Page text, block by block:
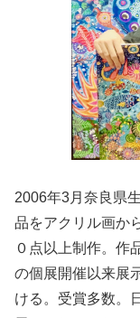
2006年3月奈良県
品をアクリル画か
０点以上制作。作
の個展開催以来展
ける。受賞多数。